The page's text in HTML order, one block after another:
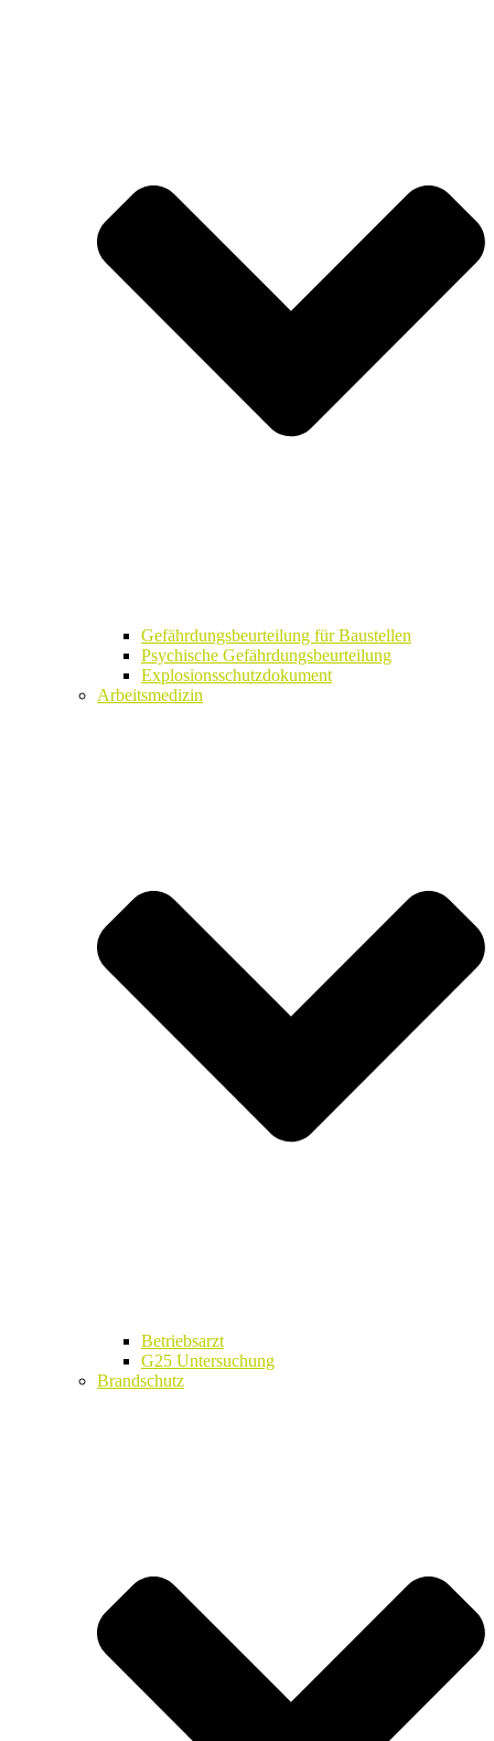
Gefährdungsbeurteilung für Baustellen
Psychische Gefährdungsbeurteilung
Explosionsschutzdokument
Arbeitsmedizin
Betriebsarzt
G25 Untersuchung
Brandschutz